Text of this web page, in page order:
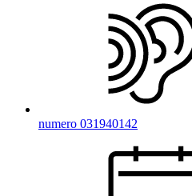
numero 031940142